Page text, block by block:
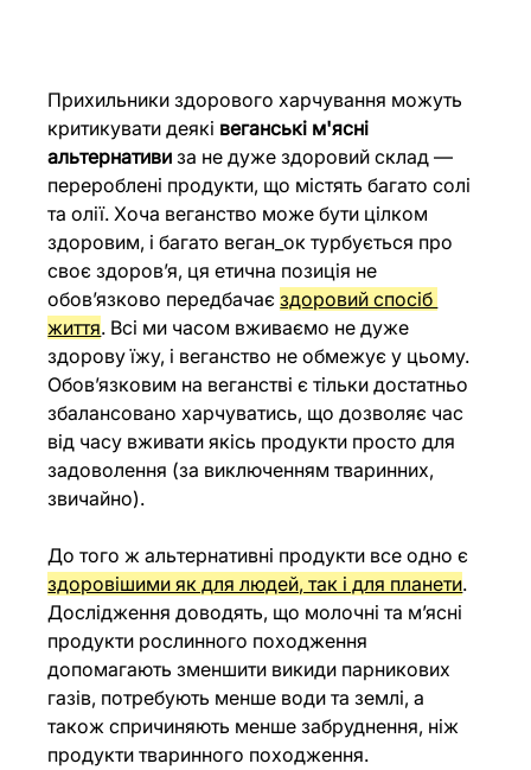
Прихильники здорового харчування можуть
критикувати деякі веганські м'ясні
альтернативи за не дуже здоровий склад —
перероблені продукти, що містять багато солі
та олії. Хоча веганство може бути цілком
здоровим, і багато веган_ок турбується про
своє здоров’я, ця етична позиція не
обов’язково передбачає здоровий спосіб
життя. Всі ми часом вживаємо не дуже
здорову їжу, і веганство не обмежує у цьому.
Обов’язковим на веганстві є тільки достатньо
збалансовано харчуватись, що дозволяє час
від часу вживати якісь продукти просто для
задоволення (за виключенням тваринних,
звичайно).
До того ж альтернативні продукти все одно є
здоровішими як для людей, так і для планети.
Дослідження доводять, що молочні та м’ясні
продукти рослинного походження
допомагають зменшити викиди парникових
газів, потребують менше води та землі, а
також спричиняють менше забруднення, ніж
продукти тваринного походження.